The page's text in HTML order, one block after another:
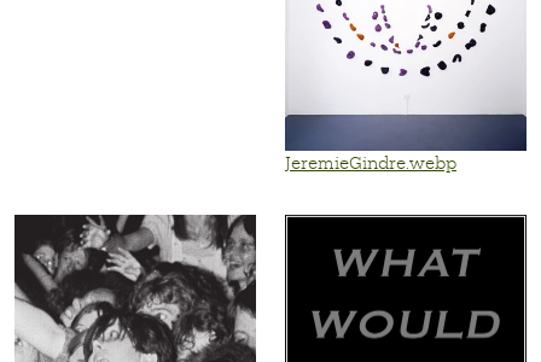
JeremieGindre.webp